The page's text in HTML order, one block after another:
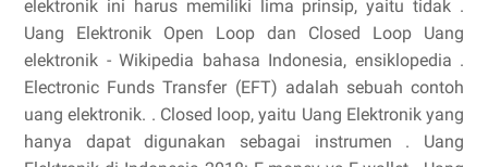
elektronik ini harus memiliki lima prinsip, yaitu tidak .
Uang Elektronik Open Loop dan Closed Loop Uang
elektronik - Wikipedia bahasa Indonesia, ensiklopedia .
Electronic Funds Transfer (EFT) adalah sebuah contoh
uang elektronik. . Closed loop, yaitu Uang Elektronik yang
hanya dapat digunakan sebagai instrumen . Uang